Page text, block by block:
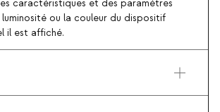
caractéristiques et des paramètres
ou la couleur du dispositif
il est affiché.